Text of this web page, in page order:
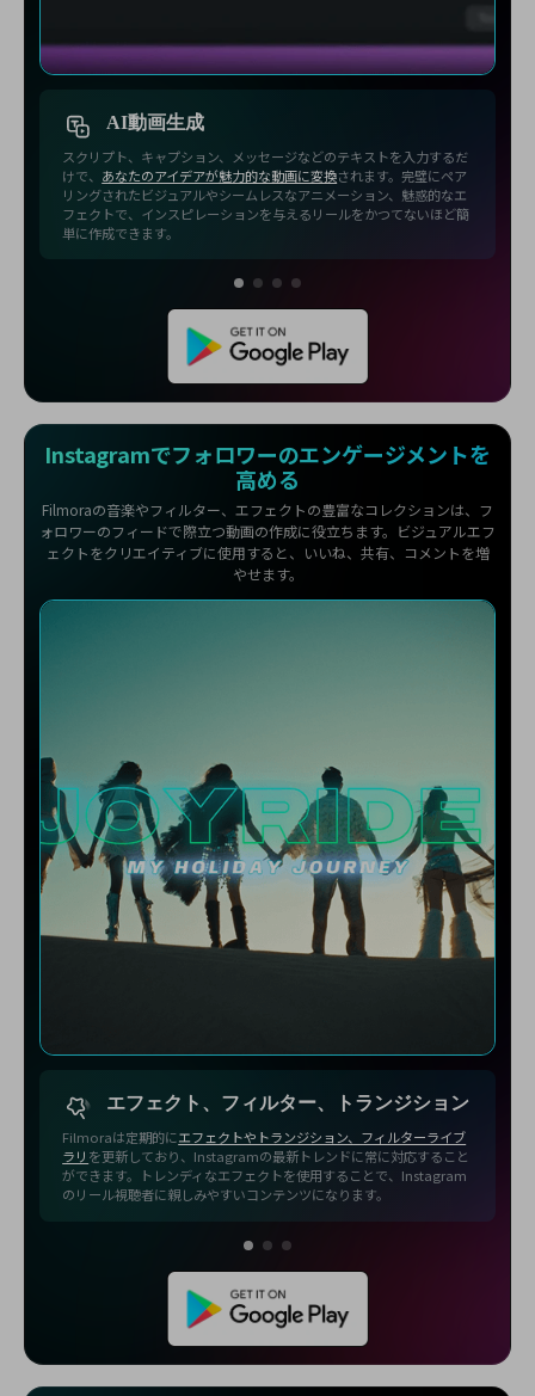
AI動画生成
スクリプト、キャプション、メッセージなどのテキストを入力するだ
けで、 あなたのアイデアが魅力的な動画に変換されます。完璧にペア
リングされたビジュアルやシームレスなアニメーション、魅惑的なエ
フェクトで、インスピレーションを与えるリールをかつてないほど簡
単に作成できます。
Instagramでフォロワーのエンゲージメントを
高める
Filmoraの音楽やフィルター、エフェクトの豊富なコレクションは、フ
ォロワーのフィードで際立つ動画の作成に役立ちます。ビジュアルエフ
ェクトをクリエイティブに使用すると、いいね、共有、コメントを増
やせます。
エフェクト、フィルター、トランジション
Filmoraは定期的にエフェクトやトランジション、フィルターライブ
ラリ を更新しており、Instagramの最新トレンドに常に対応すること
ができます。トレンディなエフェクトを使用することで、Instagram
のリール視聴者に親しみやすいコンテンツになります。